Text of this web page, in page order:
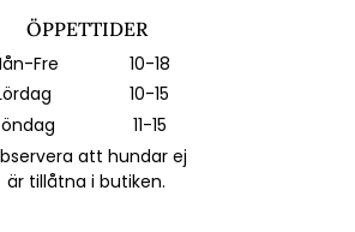
ÖPPETTIDER
Fre
10-18
10-15
11-15
att hundar ej
är tillåtna i butiken.